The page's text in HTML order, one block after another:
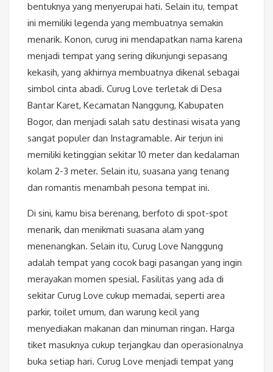
bentuknya yang menyerupai hati. Selain itu, tempat
ini memiliki legenda yang membuatnya semakin
menarik. Konon, curug ini mendapatkan nama karena
menjadi tempat yang sering dikunjungi sepasang
kekasih, yang akhirnya membuatnya dikenal sebagai
simbol cinta abadi. Curug Love terletak di Desa
Bantar Karet, Kecamatan Nanggung, Kabupaten
Bogor, dan menjadi salah satu destinasi wisata yang
sangat populer dan Instagramable. Air terjun ini
memiliki ketinggian sekitar 10 meter dan kedalaman
kolam 2-3 meter. Selain itu, suasana yang tenang
dan romantis menambah pesona tempat ini.
Di sini, kamu bisa berenang, berfoto di spot-spot
menarik, dan menikmati suasana alam yang
menenangkan. Selain itu, Curug Love Nanggung
adalah tempat yang cocok bagi pasangan yang ingin
merayakan momen spesial. Fasilitas yang ada di
sekitar Curug Love cukup memadai, seperti area
parkir, toilet umum, dan warung kecil yang
menyediakan makanan dan minuman ringan. Harga
tiket masuknya cukup terjangkau dan operasionalnya
buka setiap hari. Curug Love menjadi tempat yang